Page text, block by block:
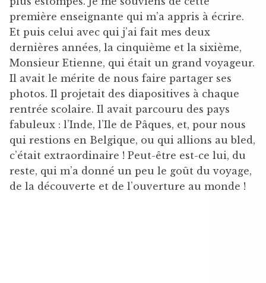
première enseignante qui m’a appris à écrire.
Et puis celui avec qui j’ai fait mes deux
dernières années, la cinquième et la sixième,
Monsieur Etienne, qui était un grand voyageur.
Il avait le mérite de nous faire partager ses
photos. Il projetait des diapositives à chaque
rentrée scolaire. Il avait parcouru des pays
fabuleux : l’Inde, l’Ile de Pâques, et, pour nous
qui restions en Belgique, ou qui allions au bled,
c’était extraordinaire ! Peut-être est-ce lui, du
reste, qui m’a donné un peu le goût du voyage,
de la découverte et de l’ouverture au monde !